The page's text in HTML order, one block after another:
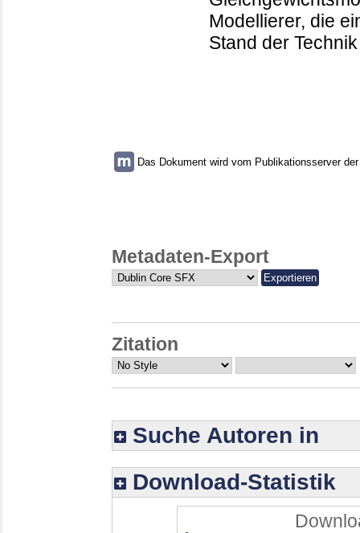
Modellierer, die
Stand der
Das Dokument wird vom Publikationsserver
Metadaten-Export
Zitation
Suche Autoren in
Download-Statistik